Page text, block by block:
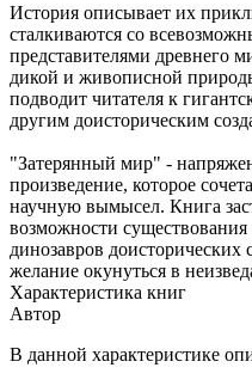
История описывает их
сталкиваются со
представителями древнего
дикой и живописной
подводит читателя к
другим доисторическим
"Затерянный мир" -
произведение, которое
научную вымысел. Книга
возможности
динозавров доисторических
желание окунуться в
Характеристика книг
Автор
В данной характеристике